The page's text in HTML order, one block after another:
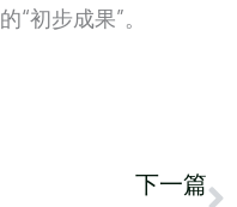
“初步成果”。
下一篇